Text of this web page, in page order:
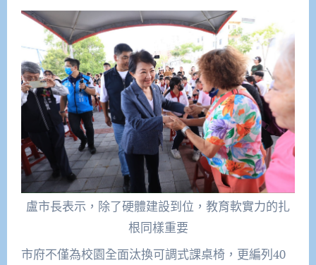
盧市長表示，除了硬體建設到位，教育軟實力的扎
根同樣重要
市府不僅為校園全面汰換可調式課桌椅，更編列40